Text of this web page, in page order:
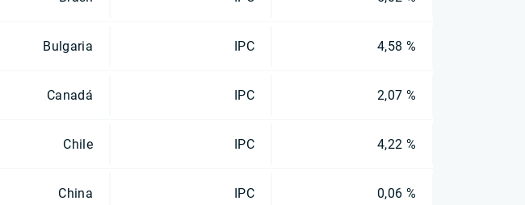
Bulgaria IPC 4,58 %
Canadá IPC 2,07 %
Chile IPC 4,22 %
China IPC 0,06 %